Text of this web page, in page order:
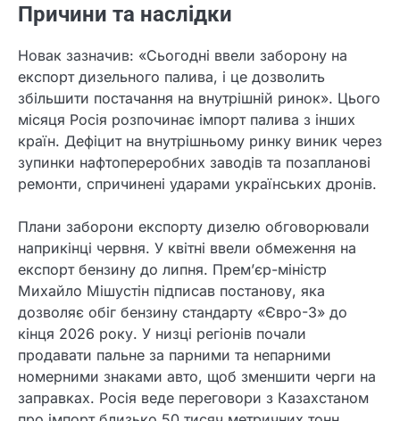
Причини та наслідки
Новак зазначив: «Сьогодні ввели заборону на
експорт дизельного палива, і це дозволить
збільшити постачання на внутрішній ринок». Цього
місяця Росія розпочинає імпорт палива з інших
країн. Дефіцит на внутрішньому ринку виник через
зупинки нафтопереробних заводів та позапланові
ремонти, спричинені ударами українських дронів.
Плани заборони експорту дизелю обговорювали
наприкінці червня. У квітні ввели обмеження на
експорт бензину до липня. Прем’єр-міністр
Михайло Мішустін підписав постанову, яка
дозволяє обіг бензину стандарту «Євро-3» до
кінця 2026 року. У низці регіонів почали
продавати пальне за парними та непарними
номерними знаками авто, щоб зменшити черги на
заправках. Росія веде переговори з Казахстаном